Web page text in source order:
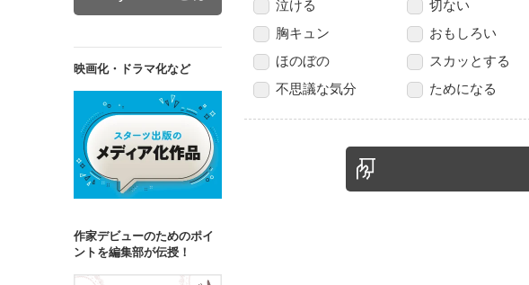
泣ける 切ない
胸キュン
おもしろい
ほのぼの
スカッとする
不思議な気分
ためになる
映画化・ドラマ化など
作家デビューのためのポイ
ントを編集部が伝授！